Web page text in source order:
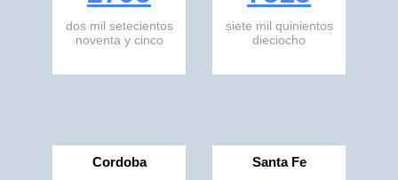
dos mil setecientos
noventa y cinco
siete mil quinientos
dieciocho
Cordoba Santa Fe